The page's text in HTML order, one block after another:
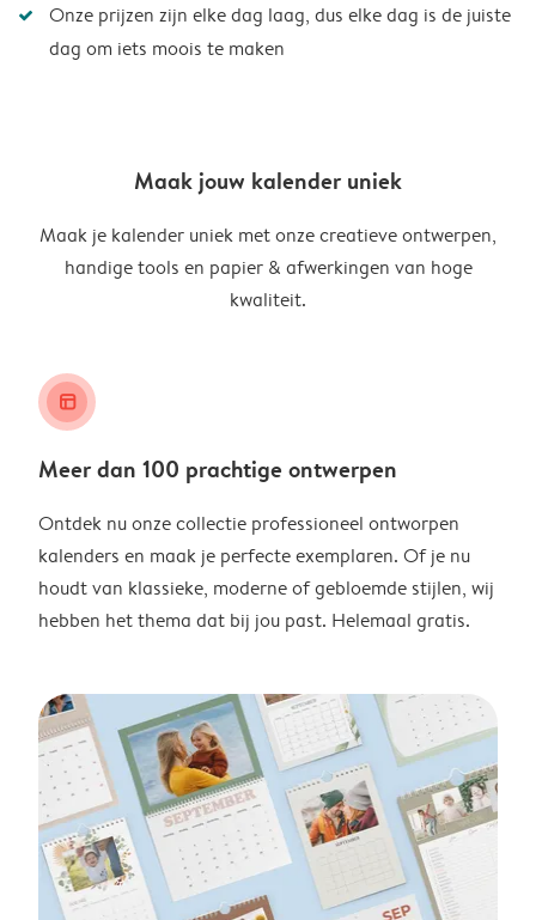
Onze prijzen zijn elke dag laag, dus elke dag is de juiste
dag om iets moois te maken
Maak jouw kalender uniek
Maak je kalender uniek met onze creatieve ontwerpen,
handige tools en papier & afwerkingen van hoge
kwaliteit.
layout_alt
Meer dan 100 prachtige ontwerpen
Ontdek nu onze collectie professioneel ontworpen
kalenders en maak je perfecte exemplaren. Of je nu
houdt van klassieke, moderne of gebloemde stijlen, wij
hebben het thema dat bij jou past. Helemaal gratis.